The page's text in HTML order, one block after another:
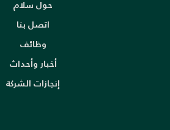
حول سلام
اتصل بنا
وظائف
أخبار وأحداث
إنجازات الشركة